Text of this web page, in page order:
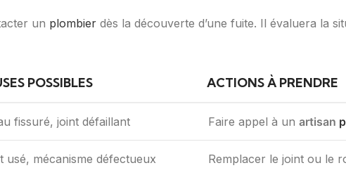
un plombier dès la découverte d’une fuite. Il évaluera la
POSSIBLES ACTIONS À PRENDRE
fissuré, joint défaillant Faire appel à un artisan
usé, mécanisme défectueux Remplacer le joint ou le